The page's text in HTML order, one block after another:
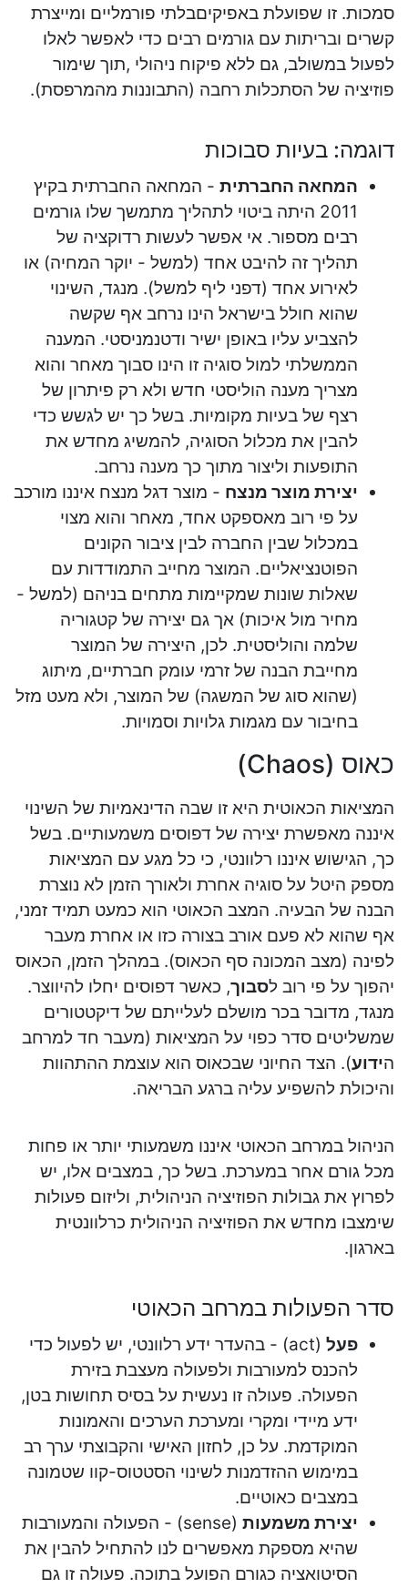
סמכות. זו שפועלת באפיקיםבלתי פורמליים ומייצרת
קשרים ובריתות עם גורמים רבים כדי לאפשר לאלו
לפעול במשולב, גם ללא פיקוח ניהולי ,תוך שימור
פוזיציה של הסתכלות רחבה (התבוננות מהמרפסת).
דוגמה: בעיות סבוכות
המחאה החברתית - המחאה החברתית בקיץ
2011 היתה ביטוי לתהליך מתמשך שלו גורמים
רבים מספור. אי אפשר לעשות רדוקציה של
תהליך זה להיבט אחד (למשל - יוקר המחיה) או
לאירוע אחד (דפני ליף למשל). מנגד, השינוי
שהוא חולל בישראל הינו נרחב אף שקשה
להצביע עליו באופן ישיר ודטנמניסטי. המענה
הממשלתי למול סוגיה זו הינו סבוך מאחר והוא
מצריך מענה הוליסטי חדש ולא רק פיתרון של
רצף של בעיות מקומיות. בשל כך יש לגשש כדי
להבין את מכלול הסוגיה, להמשיג מחדש את
התופעות וליצור מתוך כך מענה נרחב.
יצירת מוצר מנצח - מוצר דגל מנצח איננו מורכב
על פי רוב מאספקט אחד, מאחר והוא מצוי
במכלול שבין החברה לבין ציבור הקונים
הפוטנציאליים. המוצר מחייב התמודדות עם
שאלות שונות שמקיימות מתחים בניהם (למשל -
מחיר מול איכות) אך גם יצירה של קטגוריה
שלמה והוליסטית. לכן, היצירה של המוצר
מחייבת הבנה של זרמי עומק חברתיים, מיתוג
(שהוא סוג של המשגה) של המוצר, ולא מעט מזל
בחיבור עם מגמות גלויות וסמויות.
כאוס (Chaos)
המציאות הכאוטית היא זו שבה הדינאמיות של השינוי
איננה מאפשרת יצירה של דפוסים משמעותיים. בשל
כך, הגישוש איננו רלוונטי, כי כל מגע עם המציאות
מספק היטל על סוגיה אחרת ולאורך הזמן לא נוצרת
הבנה של הבעיה. המצב הכאוטי הוא כמעט תמיד זמני,
אף שהוא לא פעם אורב בצורה כזו או אחרת מעבר
לפינה (מצב המכונה סף הכאוס). במהלך הזמן, הכאוס
יהפוך על פי רוב לסבוך, כאשר דפוסים יחלו להיווצר.
מנגד, מדובר בכר מושלם לעלייתם של דיקטטורים
שמשליטים סדר כפוי על המציאות (מעבר חד למרחב
הידוע). הצד החיוני שבכאוס הוא עוצמת ההתהוות
והיכולת להשפיע עליה ברגע הבריאה.
הניהול במרחב הכאוטי איננו משמעותי יותר או פחות
מכל גורם אחר במערכת. בשל כך, במצבים אלו, יש
לפרוץ את גבולות הפוזיציה הניהולית, וליזום פעולות
שימצבו מחדש את הפוזיציה הניהולית כרלוונטית
בארגון.
סדר הפעולות במרחב הכאוטי
פעל
(act) - בהעדר ידע רלוונטי, יש לפעול כדי
להכנס למעורבות ולפעולה מעצבת בזירת
הפעולה. פעולה זו נעשית על בסיס תחושות בטן,
ידע מיידי ומקרי ומערכת הערכים והאמונות
המוקדמת. על כן, לחזון האישי והקבוצתי ערך רב
במימוש ההזדמנות לשינוי הסטטוס-קוו שטמונה
במצבים כאוטיים.
יצירת משמעות
(sense) - הפעולה והמעורבות
שהיא מספקת מאפשרים לנו להתחיל להבין את
הסיטואציה כגורם הפועל בתוכה. פעולה זו גם